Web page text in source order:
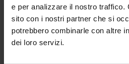
e per analizzare il nostro traffico.
sito con i nostri partner che si
potrebbero combinarle con altre
dei loro servizi.